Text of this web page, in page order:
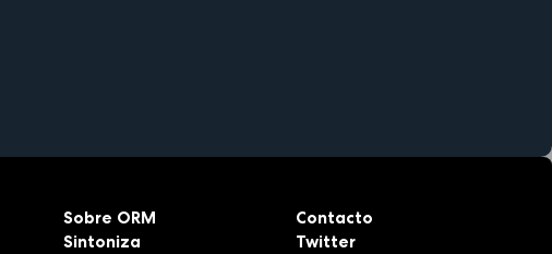
Sobre ORM
Sintoniza
Contacto
Twitter